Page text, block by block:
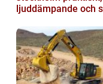
ljuddämpande och